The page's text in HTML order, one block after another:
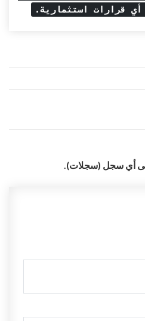
قرارات استثمارية.
أي سجل (سجلات).